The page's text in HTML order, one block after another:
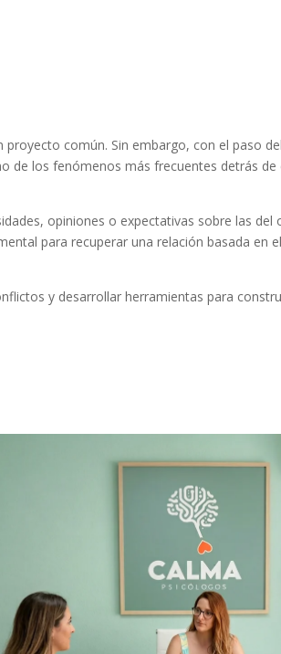
común. Sin embargo, con el paso
de los fenómenos más frecuentes detrás
opiniones o expectativas sobre las del
para recuperar una relación basada en
y desarrollar herramientas para